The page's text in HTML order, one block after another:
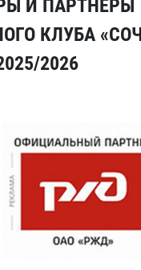
И ПАРТНЕРЫ
КЛУБА
2026